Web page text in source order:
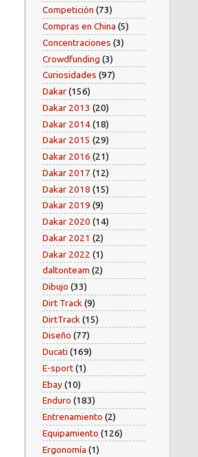
Competición (73)
Compras en China (5)
Concentraciones (3)
Crowdfunding (3)
Curiosidades (97)
Dakar(156)
Dakar 2013 (20)
Dakar 2014(18)
Dakar 2015 (29)
Dakar 2016 (21)
Dakar 2017 (12)
Dakar 2018 (15)
Dakar 2019 (9)
Dakar 2020 (14)
Dakar 2021 (2)
Dakar 2022 (1)
daltonteam (2)
Dibujo (33)
Dirt Track (9)
DirtTrack (15)
Diseño (77)
Ducati (169)
E-sport(1)
Ebay(10)
Enduro (183)
Entrenamiento (2)
Equipamiento (126)
Ergonomía (1)